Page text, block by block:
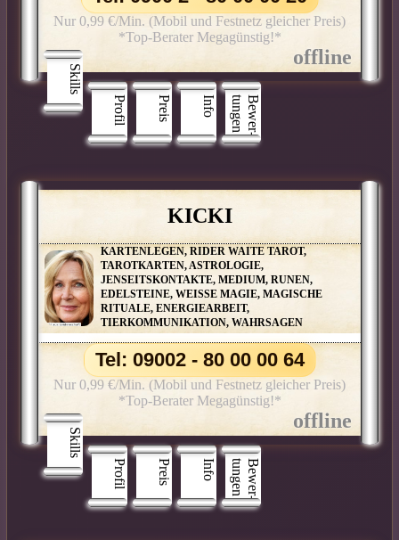
Skills
Profil
Preis Info B
e
w
e
r
­
t
u
n
g
e
n
Nur 0,99 €/Min. (Mobil und Festnetz gleicher Preis)
*Top-Berater Megagünstig!*
KICKI
KARTENLEGEN, RIDER WAITE TAROT,
TAROTKARTEN, ASTROLOGIE,
JENSEITSKONTAKTE, MEDIUM, RUNEN,
EDELSTEINE, WEISSE MAGIE, MAGISCHE
RITUALE, ENERGIEARBEIT,
TIERKOMMUNIKATION, WAHRSAGEN
Skills
Profil
Preis Info B
e
w
e
r
­
t
u
n
g
e
n
Tel: 09002 - 80 00 00 64
Nur 0,99 €/Min. (Mobil und Festnetz gleicher Preis)
*Top-Berater Megagünstig!*